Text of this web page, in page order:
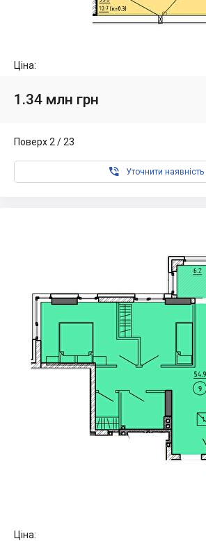
Ціна:
1.34 млн грн
Поверх 2 / 23
 Уточнити наявність
Ціна: